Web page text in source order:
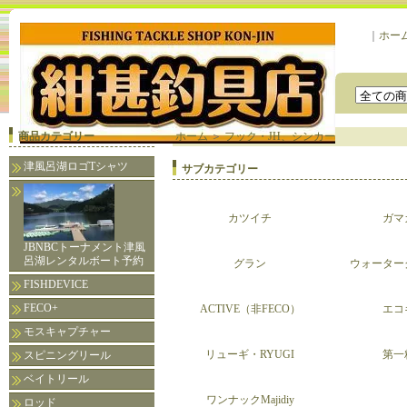
ホー
商品カテゴリー
津風呂湖ロゴTシャツ
JBNBCトーナメント津風
呂湖レンタルボート予約
FISHDEVICE
FECO+
モスキャプチャー
スピニングリール
ベイトリール
ロッド
ホーム＞フック・JH、シンカー
サブカテゴリー
カツイチ ガマ
グラン ウォータ
ACTIVE（非FECO） エコ
リューギ・RYUGI 第一
ワンナックMajidiy